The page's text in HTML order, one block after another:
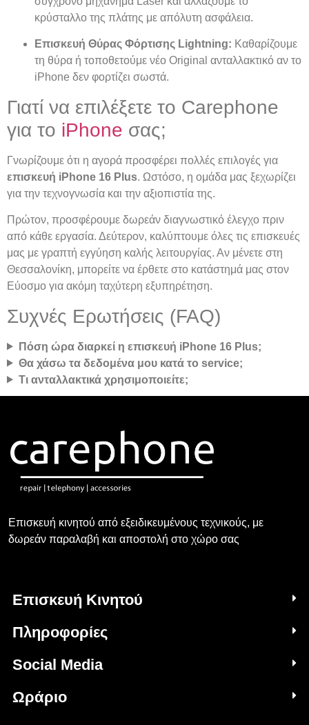
κρύσταλλο της πλάτης με απόλυτη ασφάλεια.
Επισκευή Θύρας Φόρτισης Lightning: Καθαρίζουμε
τη θύρα ή τοποθετούμε νέο Original ανταλλακτικό αν το
iPhone δεν φορτίζει σωστά.
Γιατί να επιλέξετε το Carephone
για το iPhone σας;
Γνωρίζουμε ότι η αγορά προσφέρει πολλές επιλογές για
επισκευή iPhone 16 Plus. Ωστόσο, η ομάδα μας ξεχωρίζει
για την τεχνογνωσία και την αξιοπιστία της.
Πρώτον, προσφέρουμε δωρεάν διαγνωστικό έλεγχο πριν
από κάθε εργασία. Δεύτερον, καλύπτουμε όλες τις επισκευές
μας με γραπτή εγγύηση καλής λειτουργίας. Αν μένετε στη
Θεσσαλονίκη, μπορείτε να έρθετε στο κατάστημά μας στον
Εύοσμο για ακόμη ταχύτερη εξυπηρέτηση.
Συχνές Ερωτήσεις (FAQ)
Πόση ώρα διαρκεί η επισκευή iPhone 16 Plus;
Θα χάσω τα δεδομένα μου κατά το service;
Τι ανταλλακτικά χρησιμοποιείτε;
Επισκευή κινητού από εξειδικευμένους τεχνικούς, με
δωρεάν παραλαβή και αποστολή στο χώρο σας
Επισκευή Κινητού
Πληροφορίες
Social Media
Ωράριο